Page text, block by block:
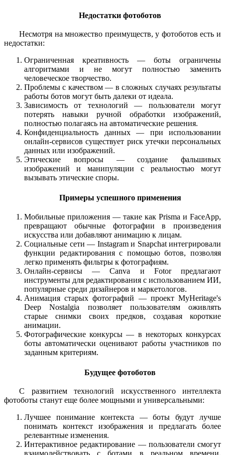
Недостатки фотоботов
Несмотря на множество преимуществ, у фотоботов есть и
недостатки:
Ограниченная креативность — боты ограничены
алгоритмами и не могут полностью заменить
человеческое творчество.
Проблемы с качеством — в сложных случаях результаты
работы ботов могут быть далеки от идеала.
Зависимость от технологий — пользователи могут
потерять навыки ручной обработки изображений,
полностью полагаясь на автоматические решения.
Конфиденциальность данных — при использовании
онлайн-сервисов существует риск утечки персональных
данных или изображений.
Этические вопросы — создание фальшивых
изображений и манипуляции с реальностью могут
вызывать этические споры.
Примеры успешного применения
Мобильные приложения — такие как Prisma и FaceApp,
превращают обычные фотографии в произведения
искусства или добавляют анимацию к лицам.
Социальные сети — Instagram и Snapchat интегрировали
функции редактирования с помощью ботов, позволяя
легко применять фильтры к фотографиям.
Онлайн-сервисы — Canva и Fotor предлагают
инструменты для редактирования с использованием ИИ,
популярные среди дизайнеров и маркетологов.
Анимация старых фотографий — проект MyHeritage's
Deep Nostalgia позволяет пользователям оживлять
старые снимки своих предков, создавая короткие
анимации.
Фотографические конкурсы — в некоторых конкурсах
боты автоматически оценивают работы участников по
заданным критериям.
Будущее фотоботов
С развитием технологий искусственного интеллекта
фотоботы станут еще более мощными и универсальными:
Лучшее понимание контекста — боты будут лучше
понимать контекст изображения и предлагать более
релевантные изменения.
Интерактивное редактирование — пользователи смогут